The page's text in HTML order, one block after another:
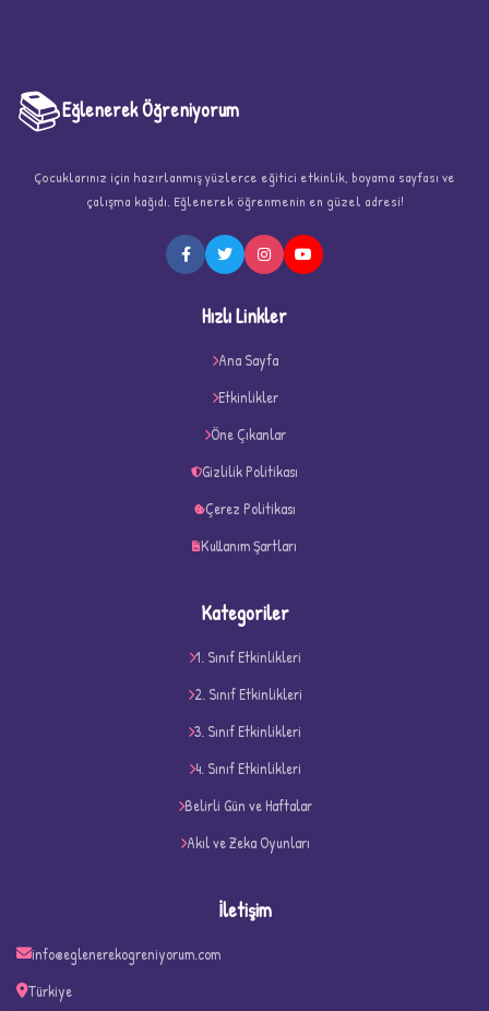
D
📚Eğlenerek Öğreniyorum
Çocuklarınız için hazırlanmış yüzlerce eğitici etkinlik, boyama sayfası ve
çalışma kağıdı. Eğlenerek öğrenmenin en güzel adresi!
Hızlı Linkler
Ana Sayfa
Etkinlikler
Öne Çıkanlar
Gizlilik Politikası
Çerez Politikası
Kullanım Şartları
Kategoriler
1. Sınıf Etkinlikleri
2. Sınıf Etkinlikleri
3. Sınıf Etkinlikleri
4. Sınıf Etkinlikleri
Belirli Gün ve Haftalar
Akıl ve Zeka Oyunları
İletişim
info@eglenerekogreniyorum.com
Türkiye